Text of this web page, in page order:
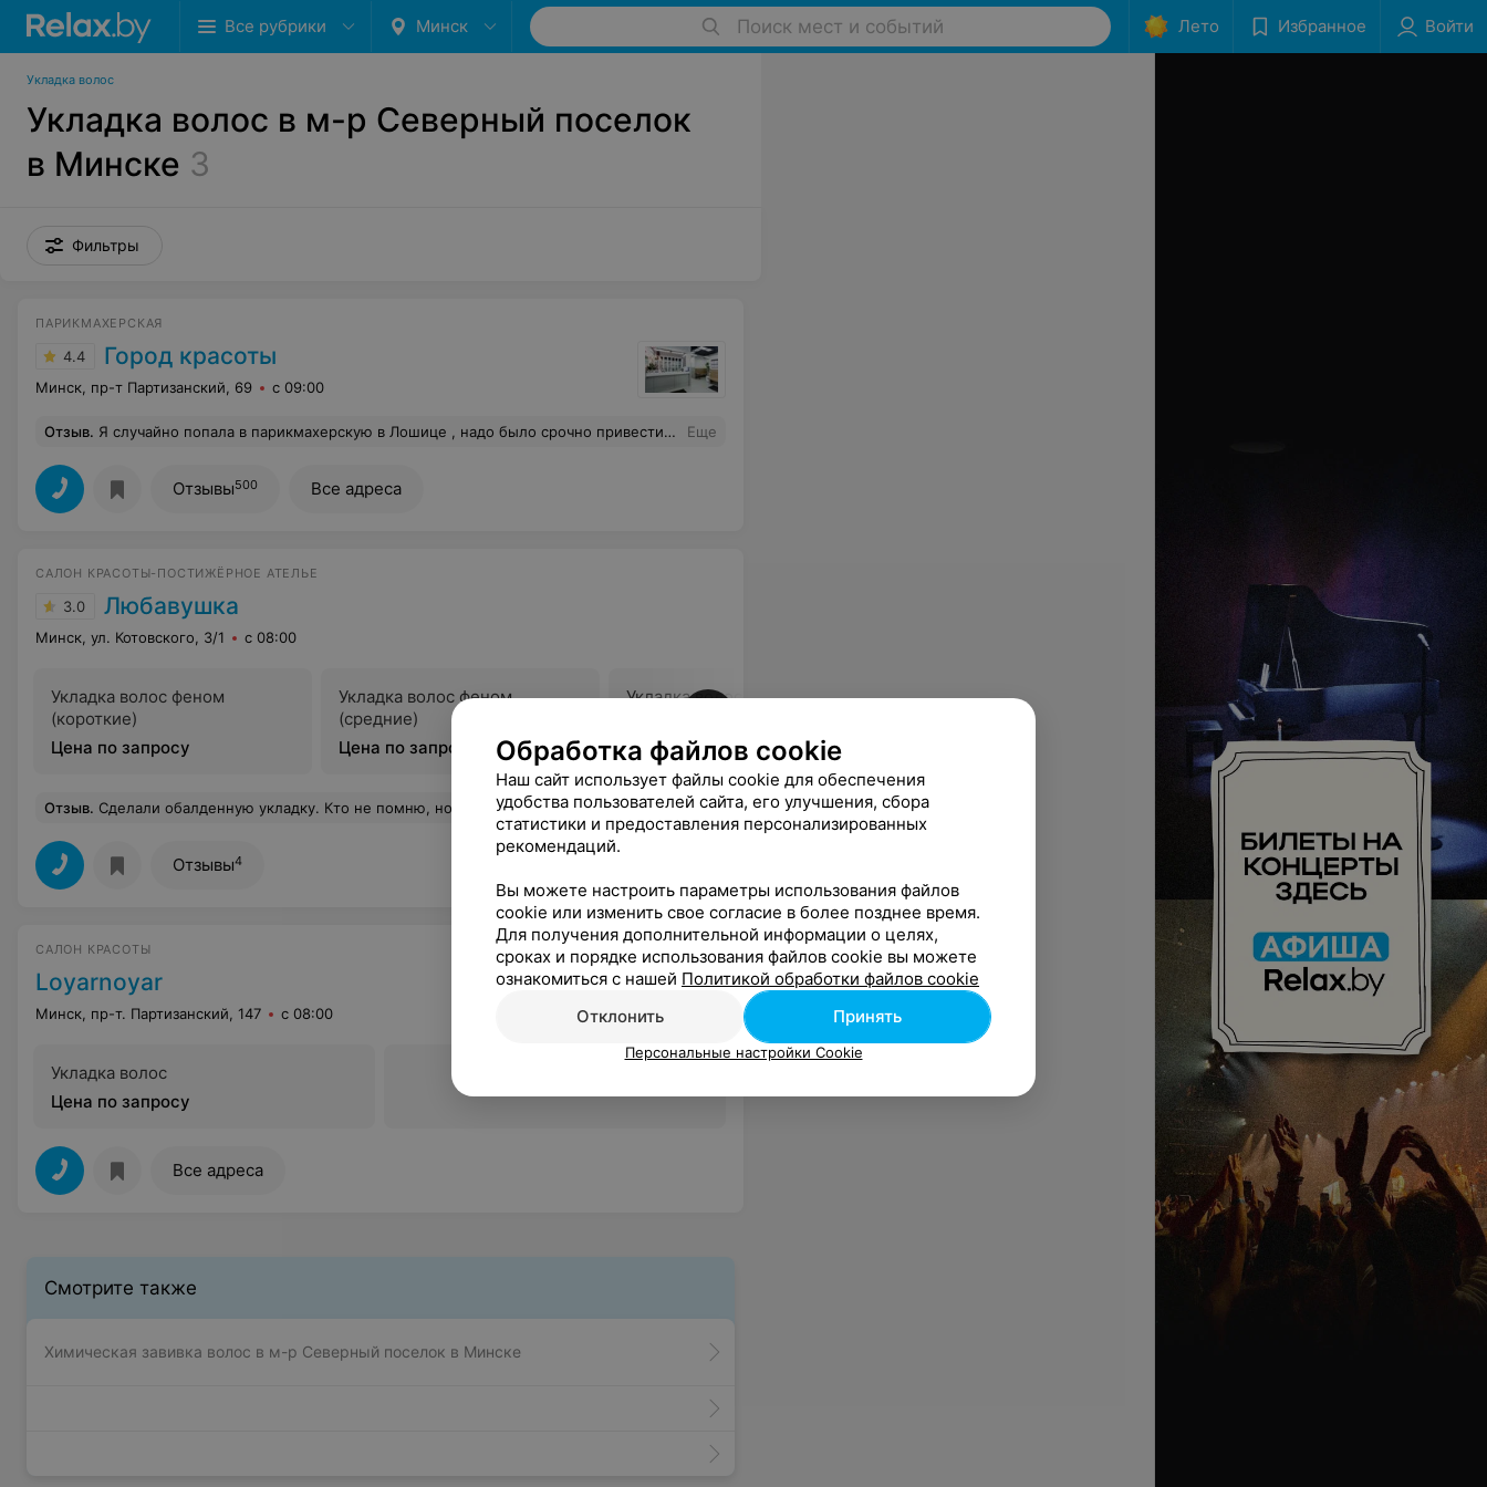
Все рубрики Минск Поиск мест и событий Лето Избранное Войти
Укладка волос
Укладка волос в м-р Северный поселок
в Минске 3
Фильтры
ПАРИКМАХЕРСКАЯ
4.4 Город красоты
Минск, пр-т Партизанский, 69 с 09:00
Отзыв. Я случайно попала в парикмахерскую в Лошице , надо было срочно привести себя в порядок перед важной встречей. Обслужили быстро и качественно(людей не много было): укладка, маникюр и педикюр. Все заняло чуть меньше 3-х часов и по деньгам не накладно! Спасибо,девочки! Еще
Отзывы500 Все адреса
САЛОН КРАСОТЫ-ПОСТИЖЁРНОЕ АТЕЛЬЕ
3.0 Любавушка
Минск, ул. Котовского, 3/1 с 08:00
Укладка волос феном
(короткие)
Цена по запросу
Укладка волос феном
(средние)
Цена по запросу
Укладка волос феном
Цена по запросу
Укладка волос (короткие) Укладка волос (средние)
Цена по запросу
Отзыв. Сделали обалденную укладку. Кто не помню, но спасибо!! Еще
Отзывы4
САЛОН КРАСОТЫ
Loyarnoyar
Минск, пр-т. Партизанский, 147 с 08:00
Укладка волос
Цена по запросу
Все адреса
Смотрите также
Химическая завивка волос в м-р Северный поселок в Минске
Обработка файлов cookie
Наш сайт использует файлы cookie для обеспечения
удобства пользователей сайта, его улучшения, сбора
статистики и предоставления персонализированных
рекомендаций.
Вы можете настроить параметры использования файлов
cookie или изменить свое согласие в более позднее время.
Для получения дополнительной информации о целях,
сроках и порядке использования файлов cookie вы можете
ознакомиться с нашей Политикой обработки файлов cookie
Отклонить
Принять
Персональные настройки Cookie